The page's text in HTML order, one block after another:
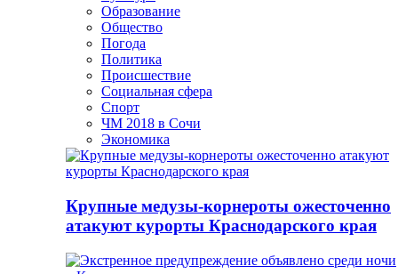
Образование
Общество
Погода
Политика
Происшествие
Социальная сфера
Спорт
ЧМ 2018 в Сочи
Экономика
Крупные медузы-корнероты ожесточенно
атакуют курорты Краснодарского края